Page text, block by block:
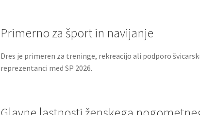
Primerno za šport in navijanje
Dres je primeren za treninge, rekreacijo ali podporo švicarski
reprezentanci med SP 2026.